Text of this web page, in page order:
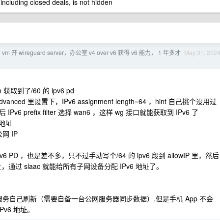
closed deals, is not hidden
May 31, 2024
vm 开 wireguard server，办公室 v4 over v6 获得 v6 能力， 1 年多才
取到了/60 的 ipv6 pd
里设置下，IPv6 assignment length=64 ，hint 自己挑个没用过
IPv6 prefix filter 选择 wan6 ，这样 wg 接口就能获取到 IPv6 了
址
网 IP
PD ，也是差不多，只不过手动写个/64 的 ipv6 段到 allowIP 里，然后
通过 slaac 就能给所有子网设备分配 IPv6 地址了。
自己刷新（需要自备一台公网服务器同步数据）.但是手机 App 不会
地址。